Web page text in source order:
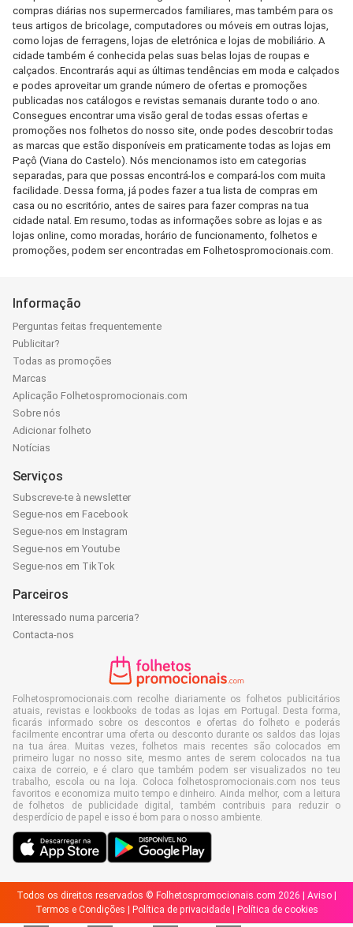
compras diárias nos supermercados familiares, mas também para os
teus artigos de bricolage, computadores ou móveis em outras lojas,
como lojas de ferragens, lojas de eletrónica e lojas de mobiliário. A
cidade também é conhecida pelas suas belas lojas de roupas e
calçados. Encontrarás aqui as últimas tendências em moda e calçados
e podes aproveitar um grande número de ofertas e promoções
publicadas nos catálogos e revistas semanais durante todo o ano.
Consegues encontrar uma visão geral de todas essas ofertas e
promoções nos folhetos do nosso site, onde podes descobrir todas
as marcas que estão disponíveis em praticamente todas as lojas em
Paçô (Viana do Castelo). Nós mencionamos isto em categorias
separadas, para que possas encontrá-los e compará-los com muita
facilidade. Dessa forma, já podes fazer a tua lista de compras em
casa ou no escritório, antes de saires para fazer compras na tua
cidade natal. Em resumo, todas as informações sobre as lojas e as
lojas online, como moradas, horário de funcionamento, folhetos e
promoções, podem ser encontradas em Folhetospromocionais.com.
Informação
Perguntas feitas frequentemente
Publicitar?
Todas as promoções
Marcas
Aplicação Folhetospromocionais.com
Sobre nós
Adicionar folheto
Notícias
Serviços
Subscreve-te à newsletter
Segue-nos em Facebook
Segue-nos em Instagram
Segue-nos em Youtube
Segue-nos em TikTok
Parceiros
Interessado numa parceria?
Contacta-nos
Folhetospromocionais.com recolhe diariamente os folhetos publicitários
atuais, revistas e lookbooks de todas as lojas em Portugal. Desta forma,
ficarás informado sobre os descontos e ofertas do folheto e poderás
facilmente encontrar uma oferta ou desconto durante os saldos das lojas
na tua área. Muitas vezes, folhetos mais recentes são colocados em
primeiro lugar no nosso site, mesmo antes de serem colocados na tua
caixa de correio, e é claro que também podem ser visualizados no teu
trabalho, escola ou na loja. Coloca folhetospromocionais.com nos teus
favoritos e economiza muito tempo e dinheiro. Ainda melhor, com a leitura
de folhetos de publicidade digital, também contribuis para reduzir o
desperdício de papel e isso é bom para o nosso ambiente.
Todos os direitos reservados © Folhetospromocionais.com 2026 | Aviso
Termos e Condições
Política de privacidade| Política de cookies